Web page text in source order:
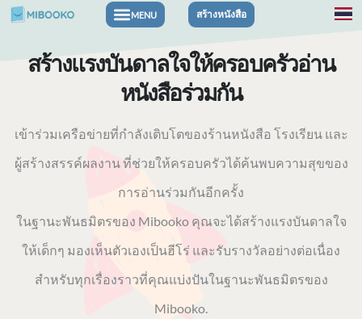
ข้าม
สร้างหนังสือ
สร้างแรงบันดาลใจให้ครอบครัวอ่าน
หนังสือร่วมกัน
เข้าร่วมเครือข่ายที่กำลังเติบโตของร้านหนังสือ โรงเรียน และ
ผู้สร้างสรรค์ผลงาน ที่ช่วยให้ครอบครัวได้ค้นพบความสุขของ
การอ่านร่วมกันอีกครั้ง
ในฐานะพันธมิตรของ Mibooko คุณจะได้สร้างแรงบันดาลใจ
ให้เด็กๆ มองเห็นตัวเองเป็นฮีโร่ และรับรางวัลอย่างต่อเนื่อง
สำหรับทุกเรื่องราวที่คุณแบ่งปันในฐานะพันธมิตรของ
Mibooko.